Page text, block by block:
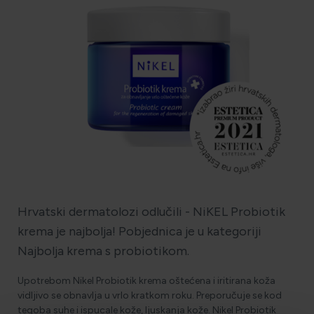
ZLATNI ELIKSIR MEDITERANA: ZAŠTO NAŠA KOŽA
OBOŽAVA SMILJE?
MORE, SUNCE I KLIMA: KAKO OBNOVITI KOŽU NAKON
TREBALI ZABORAVITI KOŽU ISPOD VRATA?
Hrvatski dermatolozi odlučili - NiKEL Probiotik
krema je najbolja! Pobjednica je u kategoriji
Najbolja krema s probiotikom.
Upotrebom Nikel Probiotik krema oštećena i iritirana koža
vidljivo se obnavlja u vrlo kratkom roku. Preporučuje se kod
tegoba suhe i ispucale kože, ljuskanja kože. Nikel Probiotik